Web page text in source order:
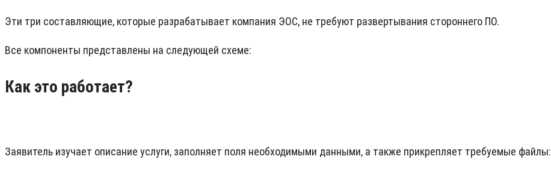
Эти три составляющие, которые разрабатывает компания ЭОС, не требуют развертывания стороннего ПО.
Все компоненты представлены на следующей схеме:
Как это работает?
Заявитель изучает описание услуги, заполняет поля необходимыми данными, а также прикрепляет требуемые файлы: